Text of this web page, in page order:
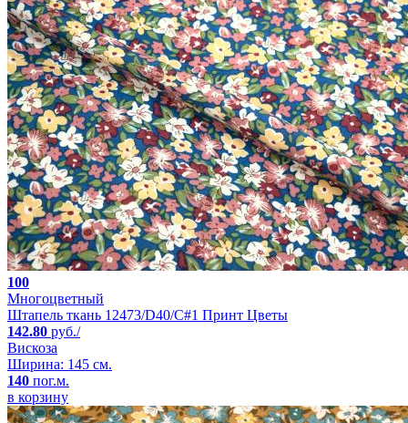
100
Многоцветный
Штапель ткань 12473/D40/C#1 Принт Цветы
142.80 руб./
Вискоза
Ширина: 145 см.
140 пог.м.
в корзину